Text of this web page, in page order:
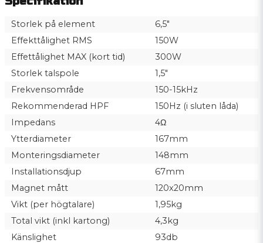
Storlek på element
6,5"
Effekttålighet RMS
150W
Effettålighet MAX (kort tid)
300W
Storlek talspole
1,5"
Frekvensområde
150-15kHz
Rekommenderad HPF
150Hz (i sluten låda)
Impedans
4Ω
Ytterdiameter
167mm
Monteringsdiameter
148mm
Installationsdjup
67mm
Magnet mått
120x20mm
Vikt (per högtalare)
1,95kg
Total vikt (inkl kartong)
4,3kg
Känslighet
93db